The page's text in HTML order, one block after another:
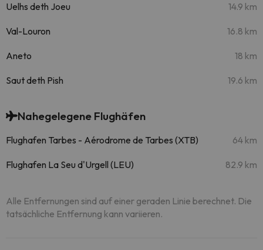
Uelhs deth Joeu 14.9 km
Val-Louron 16.8 km
Aneto 18 km
Saut deth Pish 19.6 km
Nahegelegene Flughäfen
Flughafen Tarbes - Aérodrome de Tarbes (XTB) 64 km
Flughafen La Seu d'Urgell (LEU) 82.9 km
Alle Entfernungen sind auf einer geraden Linie berechnet. Die
tatsächliche Entfernung kann variieren.